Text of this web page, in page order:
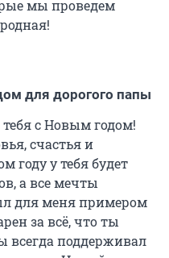
мы проведем
для дорогого папы
с Новым годом!
счастья и
году у тебя будет
а все мечты
для меня примером
за всё, что ты
всегда поддерживал